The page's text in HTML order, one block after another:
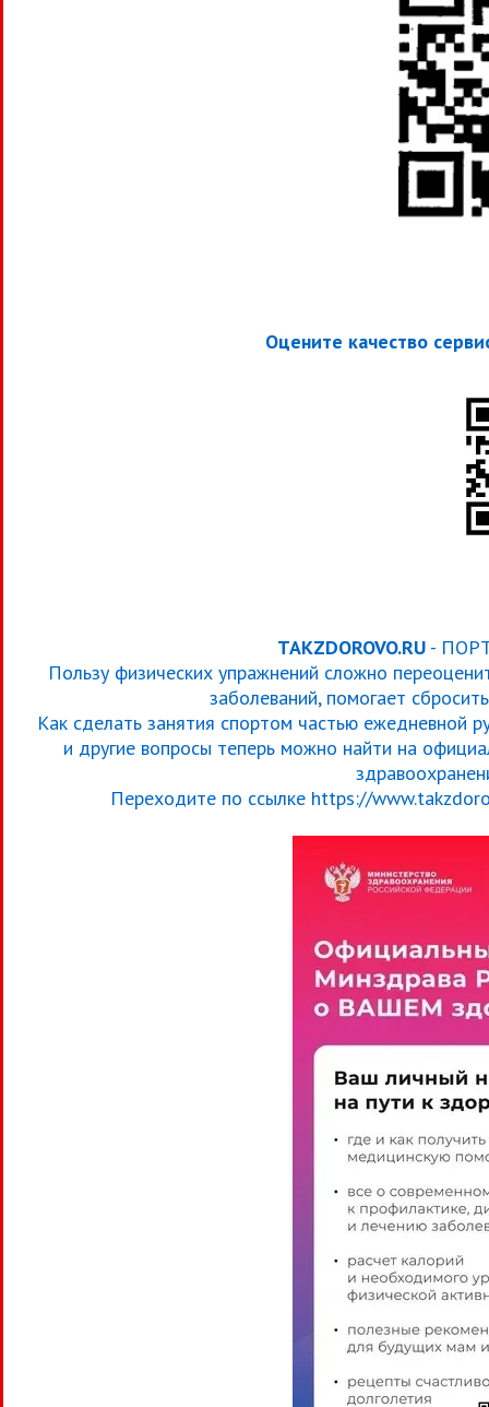
Оцените качество
TAKZDOROVO.RU-
Пользу физических упражнений сложно
заболеваний, помогает
Как сделать занятия спортом частью ежедневной
и другие вопросы теперь можно найти на
Переходите по ссылке https://